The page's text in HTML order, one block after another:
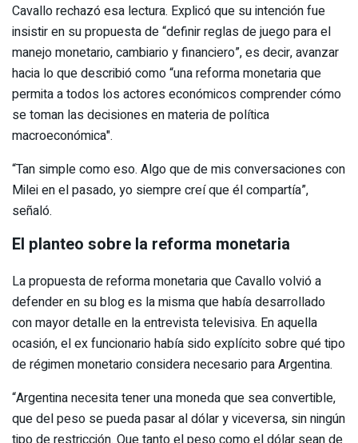
Cavallo rechazó esa lectura. Explicó que su intención fue
insistir en su propuesta de “definir reglas de juego para el
manejo monetario, cambiario y financiero”, es decir, avanzar
hacia lo que describió como “una reforma monetaria que
permita a todos los actores económicos comprender cómo
se toman las decisiones en materia de política
macroeconómica".
“Tan simple como eso. Algo que de mis conversaciones con
Milei en el pasado, yo siempre creí que él compartía”,
señaló.
El planteo sobre la reforma monetaria
La propuesta de reforma monetaria que Cavallo volvió a
defender en su blog es la misma que había desarrollado
con mayor detalle en la entrevista televisiva. En aquella
ocasión, el ex funcionario había sido explícito sobre qué tipo
de régimen monetario considera necesario para Argentina.
“Argentina necesita tener una moneda que sea convertible,
que del peso se pueda pasar al dólar y viceversa, sin ningún